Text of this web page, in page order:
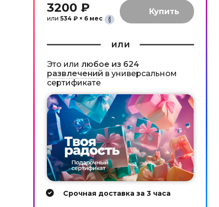
3200 ₽
или 534 ₽ × 6 мес
или
Это или любое из 624
развлечений в универсальном
сертификате
Срочная доставка за 3 часа